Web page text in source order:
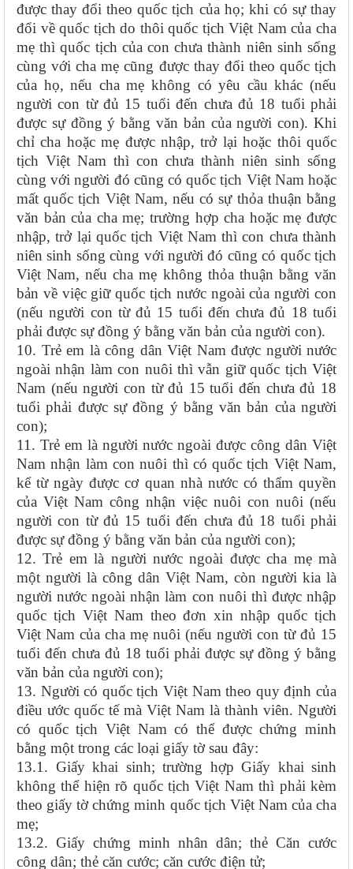
được thay đổi theo quốc tịch của họ; khi có sự thay
đổi về quốc tịch do thôi quốc tịch Việt Nam của cha
mẹ thì quốc tịch của con chưa thành niên sinh sống
cùng với cha mẹ cũng được thay đổi theo quốc tịch
của họ, nếu cha mẹ không có yêu cầu khác (nếu
người con từ đủ 15 tuổi đến chưa đủ 18 tuổi phải
được sự đồng ý bằng văn bản của người con). Khi
chỉ cha hoặc mẹ được nhập, trở lại hoặc thôi quốc
tịch Việt Nam thì con chưa thành niên sinh sống
cùng với người đó cũng có quốc tịch Việt Nam hoặc
mất quốc tịch Việt Nam, nếu có sự thỏa thuận bằng
văn bản của cha mẹ; trường hợp cha hoặc mẹ được
nhập, trở lại quốc tịch Việt Nam thì con chưa thành
niên sinh sống cùng với người đó cũng có quốc tịch
Việt Nam, nếu cha mẹ không thỏa thuận bằng văn
bản về việc giữ quốc tịch nước ngoài của người con
(nếu người con từ đủ 15 tuổi đến chưa đủ 18 tuổi
phải được sự đồng ý bằng văn bản của người con).
10. Trẻ em là công dân Việt Nam được người nước
ngoài nhận làm con nuôi thì vẫn giữ quốc tịch Việt
Nam (nếu người con từ đủ 15 tuổi đến chưa đủ 18
tuổi phải được sự đồng ý bằng văn bản của người
con);
11. Trẻ em là người nước ngoài được công dân Việt
Nam nhận làm con nuôi thì có quốc tịch Việt Nam,
kể từ ngày được cơ quan nhà nước có thẩm quyền
của Việt Nam công nhận việc nuôi con nuôi (nếu
người con từ đủ 15 tuổi đến chưa đủ 18 tuổi phải
được sự đồng ý bằng văn bản của người con);
12. Trẻ em là người nước ngoài được cha mẹ mà
một người là công dân Việt Nam, còn người kia là
người nước ngoài nhận làm con nuôi thì được nhập
quốc tịch Việt Nam theo đơn xin nhập quốc tịch
Việt Nam của cha mẹ nuôi (nếu người con từ đủ 15
tuổi đến chưa đủ 18 tuổi phải được sự đồng ý bằng
văn bản của người con);
13. Người có quốc tịch Việt Nam theo quy định của
điều ước quốc tế mà Việt Nam là thành viên. Người
có quốc tịch Việt Nam có thể được chứng minh
bằng một trong các loại giấy tờ sau đây:
13.1. Giấy khai sinh; trường hợp Giấy khai sinh
không thể hiện rõ quốc tịch Việt Nam thì phải kèm
theo giấy tờ chứng minh quốc tịch Việt Nam của cha
mẹ;
13.2. Giấy chứng minh nhân dân; thẻ Căn cước
công dân; thẻ căn cước; căn cước điện tử;